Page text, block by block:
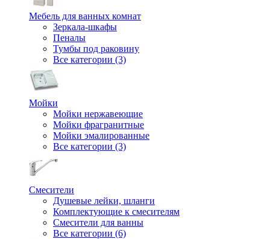
Мебель для ванных комнат
Зеркала-шкафы
Пеналы
Тумбы под раковину
Все категории (3)
Мойки
Мойки нержавеющие
Мойки фрагранитные
Мойки эмалированные
Все категории (3)
Смесители
Душевые лейки, шланги
Комплектующие к смесителям
Смесители для ванны
Все категории (6)